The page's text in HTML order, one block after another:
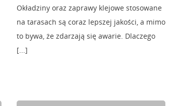
Okładziny oraz zaprawy klejowe stosowane
na tarasach są coraz lepszej jakości, a mimo
to bywa, że zdarzają się awarie. Dlaczego
[...]